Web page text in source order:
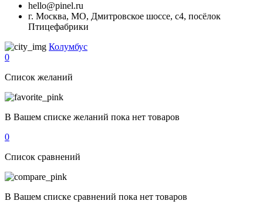
hello@pinel.ru
г. Москва, МО, Дмитровское шоссе, с4, посёлок
Птицефабрики
Колумбус
0
Список желаний
В Вашем списке желаний пока нет товаров
0
Список сравнений
В Вашем списке сравнений пока нет товаров